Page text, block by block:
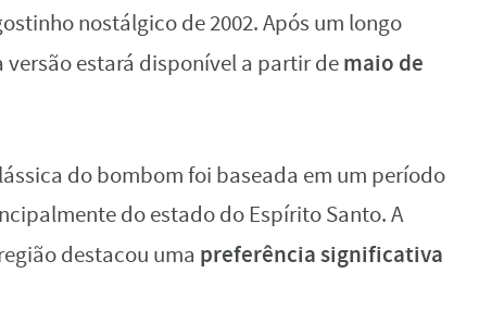
nostálgico de 2002. Após um longo
versão estará disponível a partir demaio de
do bombom foi baseada em um período
do estado do Espírito Santo. A
destacou uma preferência significativa